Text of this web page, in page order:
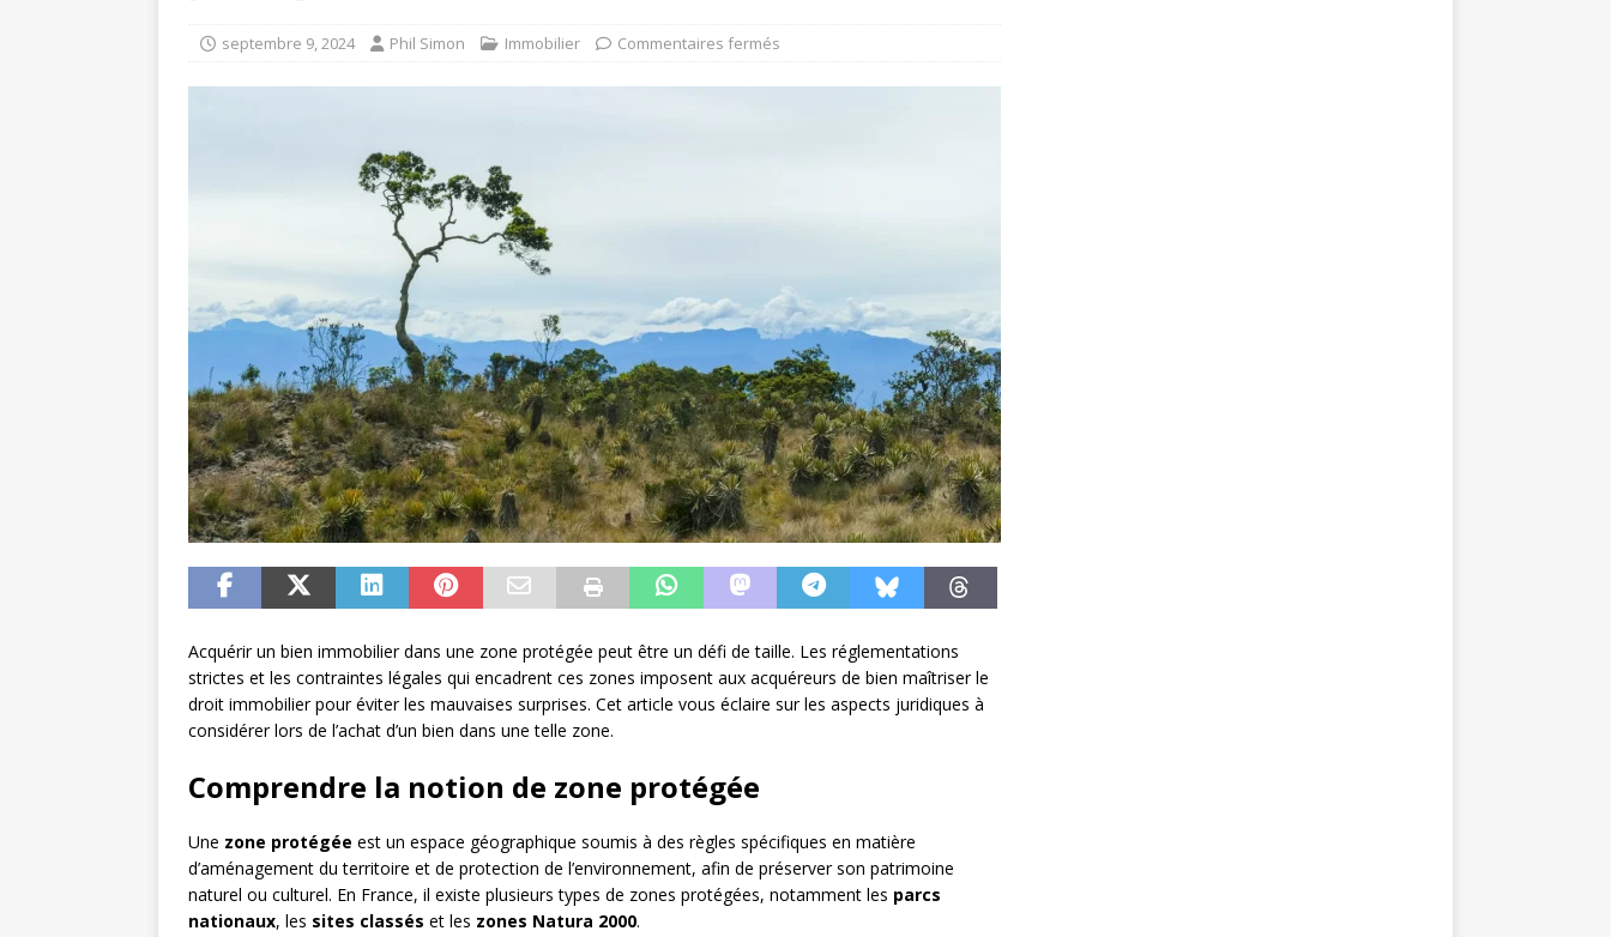
septembre 9, 2024 Phil Simon Immobilier Commentaires fermés
Acquérir un bien immobilier dans une zone protégée peut être un défi de taille. Les réglementations
strictes et les contraintes légales qui encadrent ces zones imposent aux acquéreurs de bien maîtriser le
droit immobilier pour éviter les mauvaises surprises. Cet article vous éclaire sur les aspects juridiques à
considérer lors de l’achat d’un bien dans une telle zone.
Comprendre la notion de zone protégée
Une zone protégée est un espace géographique soumis à des règles spécifiques en matière
d’aménagement du territoire et de protection de l’environnement, afin de préserver son patrimoine
naturel ou culturel. En France, il existe plusieurs types de zones protégées, notamment les parcs
nationaux, les sites classés et les zones Natura 2000.